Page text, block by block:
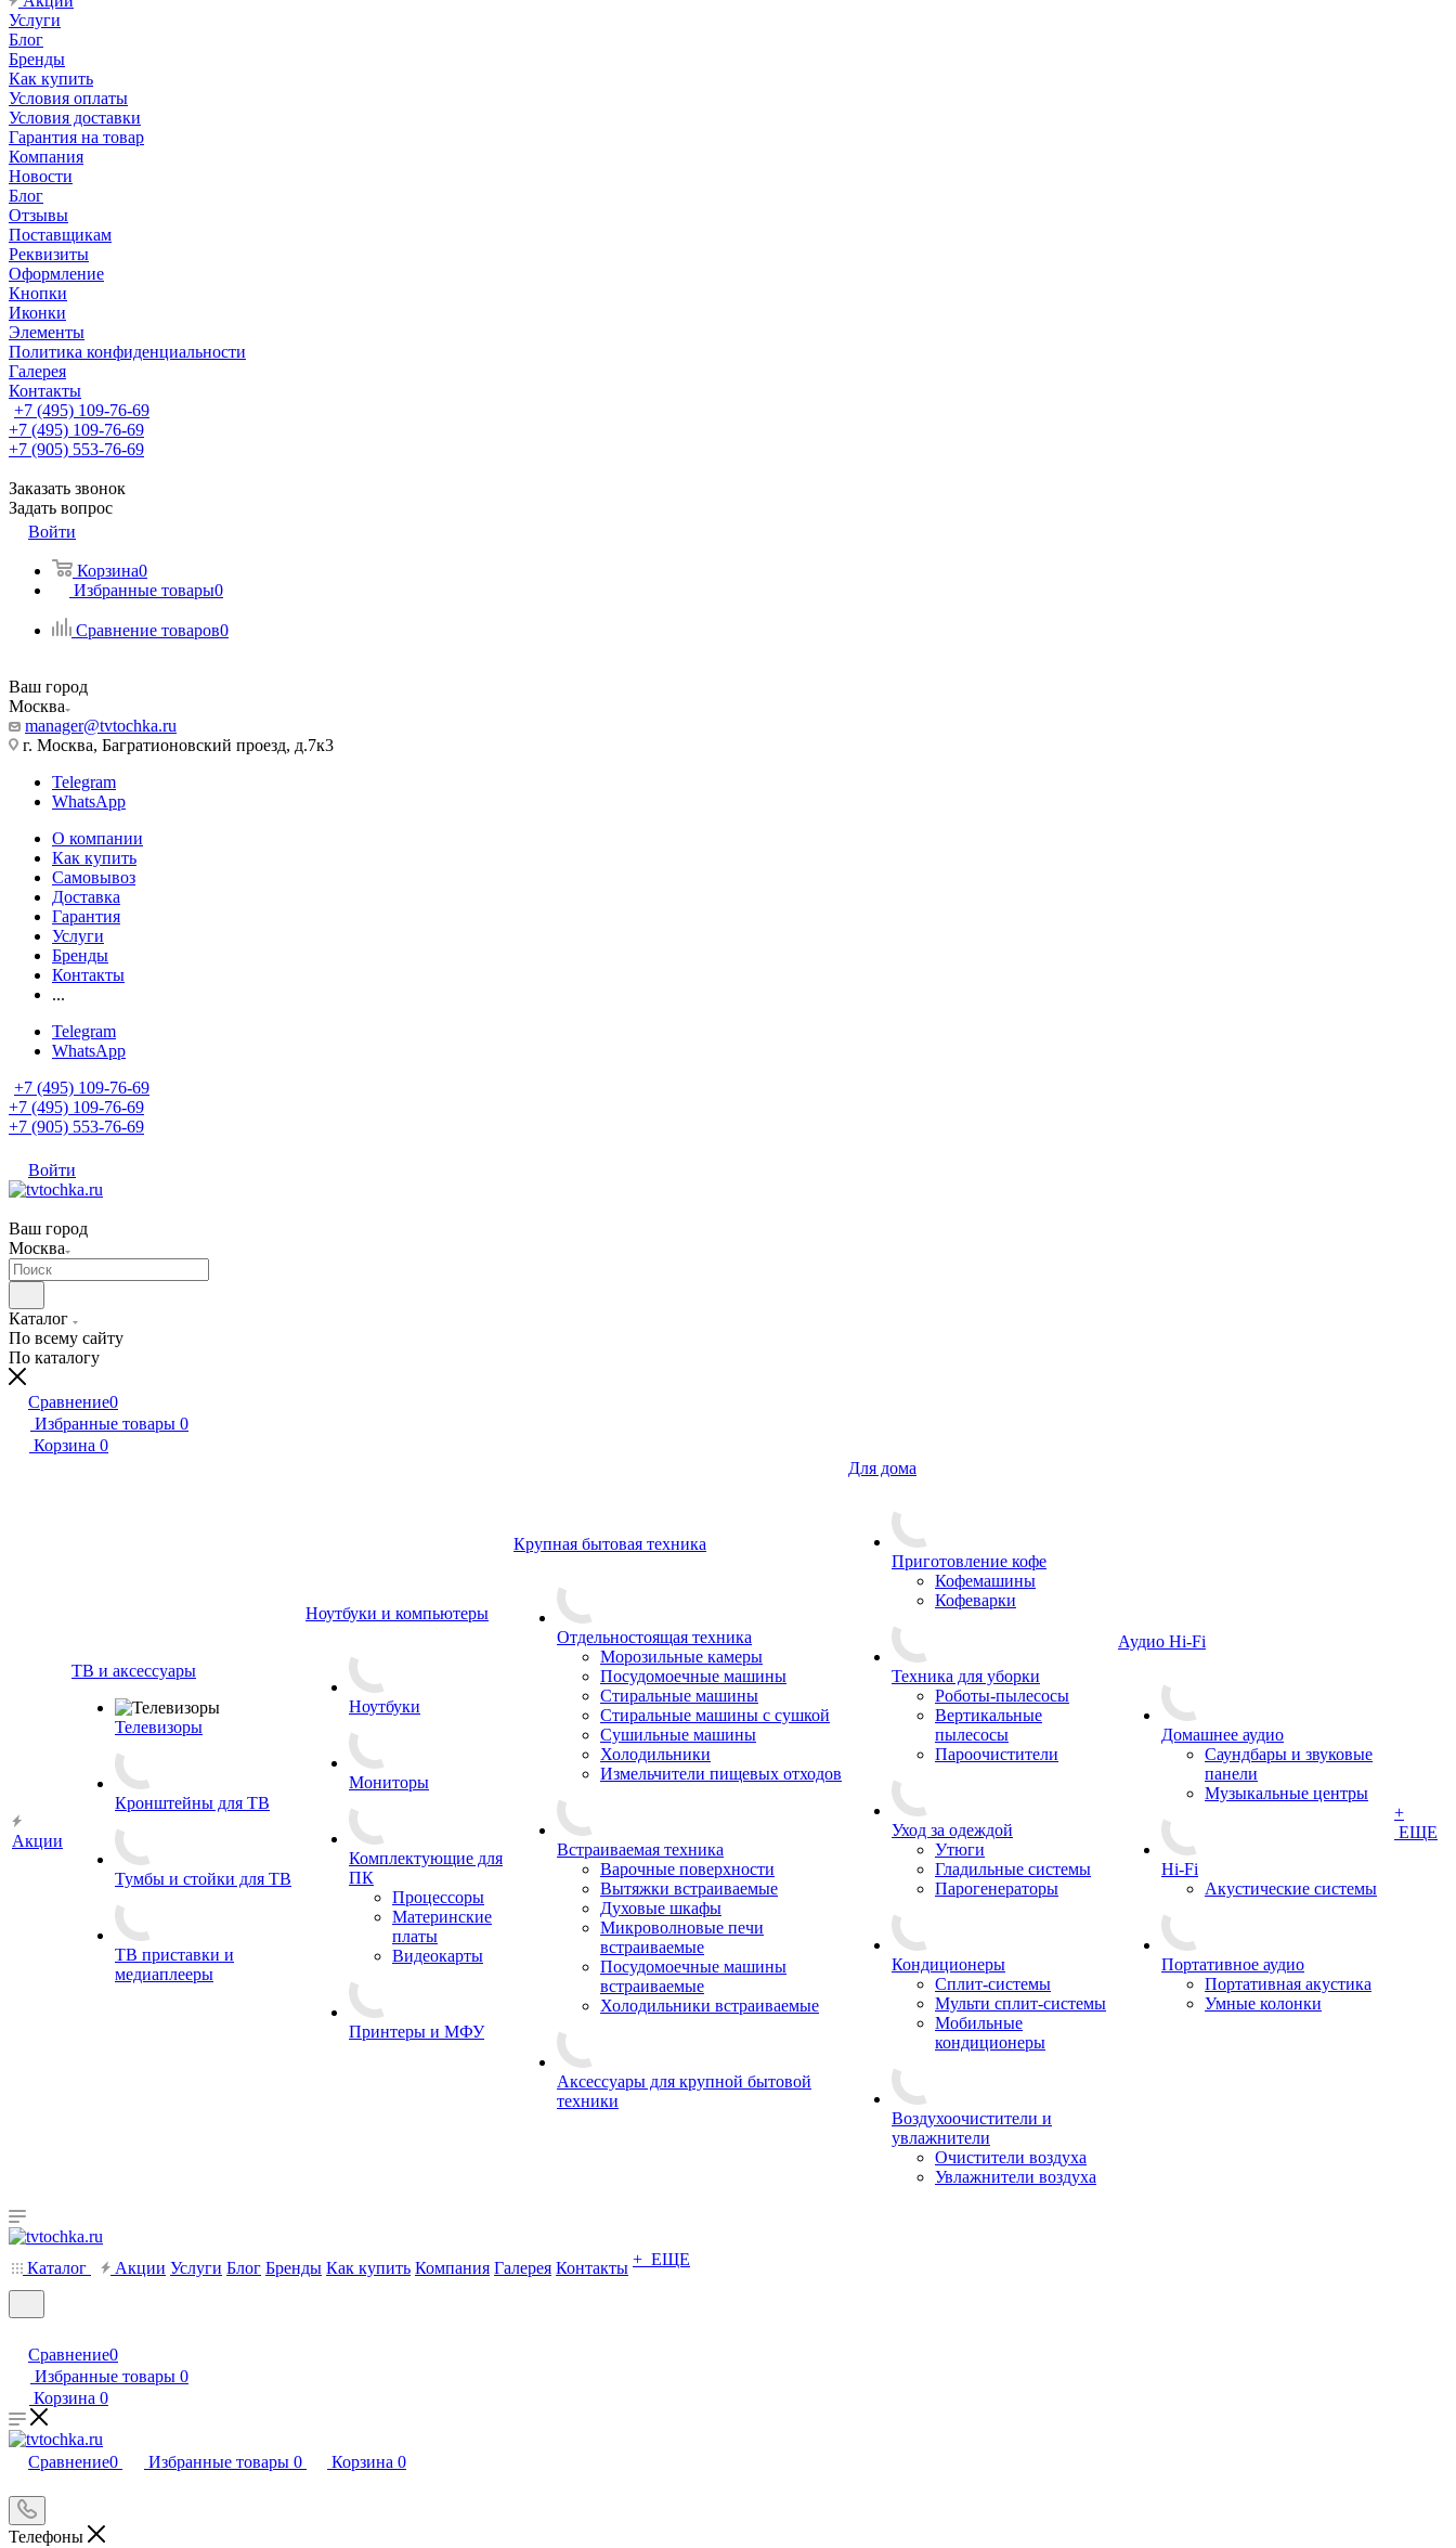
Услуги
Блог
Бренды
Как купить
Условия оплаты
Условия доставки
Гарантия на товар
Компания
Новости
Блог
Отзывы
Поставщикам
Реквизиты
Оформление
Кнопки
Иконки
Элементы
Политика конфиденциальности
Галерея
Контакты
+7 (495) 109-76-69
+7 (495) 109-76-69
+7 (905) 553-76-69
Заказать звонок
Задать вопрос
Войти
Корзина0
Избранные товары0
Сравнение товаров0
Ваш город
Москва
manager@tvtochka.ru
г. Москва, Багратионовский проезд, д.7к3
Telegram
WhatsApp
О компании
Как купить
Самовывоз
Доставка
Гарантия
Услуги
Бренды
Контакты
...
Telegram
WhatsApp
+7 (495) 109-76-69
+7 (495) 109-76-69
+7 (905) 553-76-69
Войти
Ваш город
Москва
Каталог
По всему сайту
По каталогу
Сравнение0
Избранные товары 0
Корзина 0
Акции
ТВ и аксессуары
Телевизоры
Кронштейны для ТВ
Тумбы и стойки для ТВ
ТВ приставки и
медиаплееры
Ноутбуки и компьютеры
Ноутбуки
Мониторы
Комплектующие для
ПК
Процессоры
Материнские
платы
Видеокарты
Принтеры и МФУ
Крупная бытовая техника
Отдельностоящая техника
Морозильные камеры
Посудомоечные машины
Стиральные машины
Стиральные машины с сушкой
Сушильные машины
Холодильники
Измельчители пищевых отходов
Встраиваемая техника
Варочные поверхности
Вытяжки встраиваемые
Духовые шкафы
Микроволновые печи
встраиваемые
Посудомоечные машины
встраиваемые
Холодильники встраиваемые
Аксессуары для крупной бытовой
техники
Для дома
Приготовление кофе
Кофемашины
Кофеварки
Техника для уборки
Роботы-пылесосы
Вертикальные
пылесосы
Пароочистители
Уход за одеждой
Утюги
Гладильные системы
Парогенераторы
Кондиционеры
Сплит-системы
Мульти сплит-системы
Мобильные
кондиционеры
Воздухоочистители и
увлажнители
Очистители воздуха
Увлажнители воздуха
Аудио Hi-Fi
Домашнее аудио
Саундбары и звуковые
панели
Музыкальные центры
Hi-Fi
Акустические системы
Портативное аудио
Портативная акустика
Умные колонки
+
ЕЩЕ
Каталог Акции Услуги Блог Бренды Как купить Компания Галерея Контакты + ЕЩЕ
Сравнение0
Избранные товары 0
Корзина 0
Сравнение0 Избранные товары 0 Корзина 0
Телефоны